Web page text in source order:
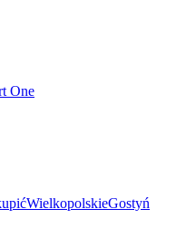
One
WielkopolskieGostyń